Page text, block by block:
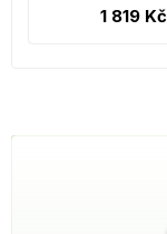
1 819 Kč